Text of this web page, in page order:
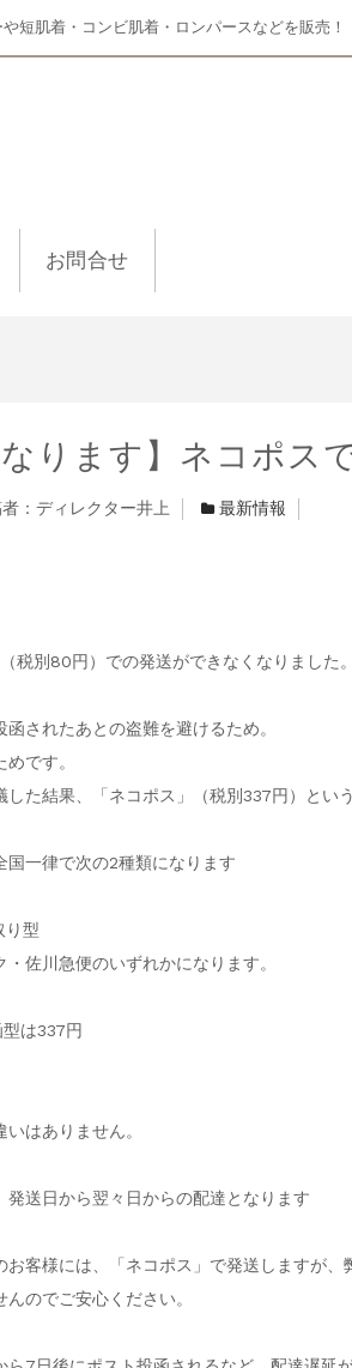
短肌着・コンビ肌着・ロンパースなどを販売！
お問合せ
なります】ネコポ
：ディレクター井上 最新情報
税別80円）での発送ができなくなりました
されたあとの盗難を避けるため。
です。
した結果、「ネコポス」（税別337円）とい
国一律で次の2種類になります
り型
佐川急便のいずれかになります。
は337円
はありません。
送日から翌々日からの配達となります
お客様には、「ネコポス」で発送しますが
のでご安心ください。